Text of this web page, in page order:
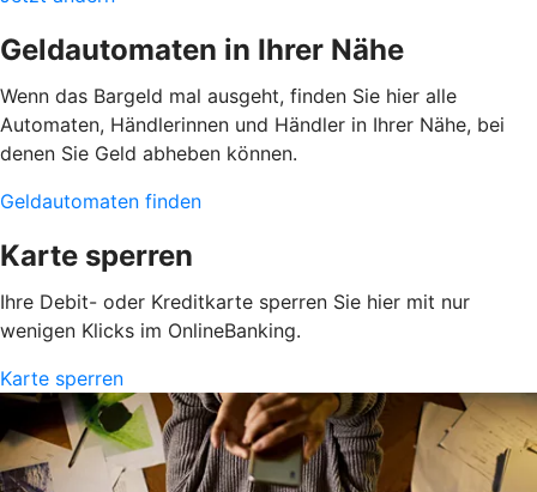
Geldautomaten in Ihrer Nähe
Wenn das Bargeld mal ausgeht, finden Sie hier alle
Automaten, Händlerinnen und Händler in Ihrer Nähe, bei
denen Sie Geld abheben können.
Geldautomaten finden
Karte sperren
Ihre Debit- oder Kreditkarte sperren Sie hier mit nur
wenigen Klicks im OnlineBanking.
Karte sperren